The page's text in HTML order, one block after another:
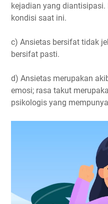
kejadian yang
kondisi saat ini.
c) Ansietas bersifat tidak
bersifat pasti.
d) Ansietas merupakan
emosi; rasa takut
psikologis yang